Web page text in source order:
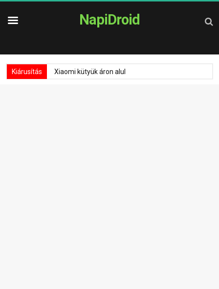
NapiDroid
Kiárusítás Xiaomi kütyük áron alul